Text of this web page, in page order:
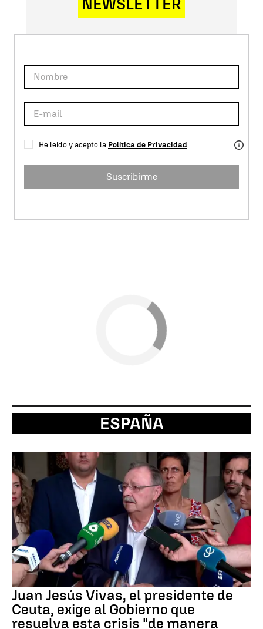
NEWSLETTER
He leído y acepto la Política de Privacidad
Suscribirme
ESPAÑA
Juan Jesús Vivas, el presidente de
Ceuta, exige al Gobierno que
resuelva esta crisis "de manera